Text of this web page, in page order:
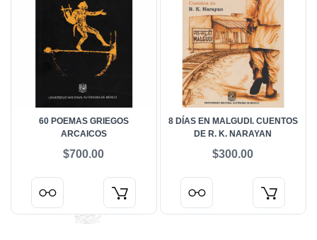
60 POEMAS GRIEGOS
ARCAICOS
$700.00
8 DÍAS EN MALGUDI. CUENTOS
DE R. K. NARAYAN
$300.00